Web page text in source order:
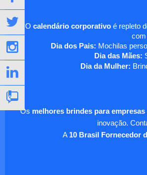
O calendário corporativo é repleto
com
Dia dos Pais: Mochilas
Dia das Mães:
Dia da Mulher:
Os melhores brindes para empresas
inovação.
A 10 Brasil Fornecedor